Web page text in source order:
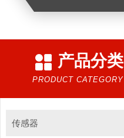
产品分类
PRODUCT CATEGORY
传感器